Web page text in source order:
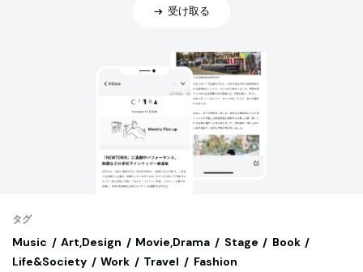
受け取る
タグ
Music Art,Design Movie,Drama Stage
Book
Life&Society
Work Travel Fashion